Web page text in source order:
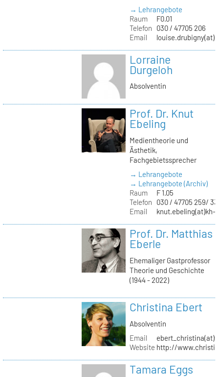
→ Lehrangebote
Raum
F0.01
Telefon
030 / 47705 206
Email
Lorraine
Durgeloh
Absolventin
Prof. Dr. Knut
Ebeling
Medientheorie und
Ästhetik,
Fachgebietssprecher
→ Lehrangebote
→ Lehrangebote (Archiv)
Raum
F 1.05
Telefon
030 / 47705 259/
Email
knut.ebeling(at)kh-
Prof. Dr. Matthias
Eberle
Ehemaliger Gastprofessor
Theorie und Geschichte
(1944 - 2022)
Christina Ebert
Absolventin
Email
Website http://
Tamara Eggs